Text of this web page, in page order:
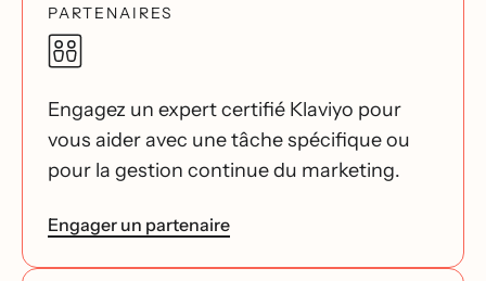
PARTENAIRES
Engagez un expert certifié Klaviyo pour
vous aider avec une tâche spécifique ou
pour la gestion continue du marketing.
Engager un partenaire